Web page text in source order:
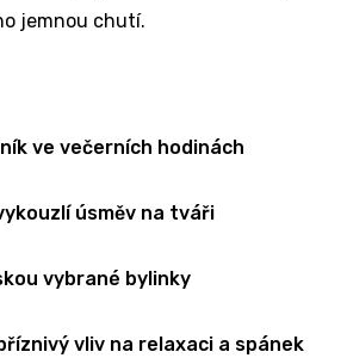
jemnou chutí.
ve večerních hodinách
úsměv na tváři
vybrané bylinky
vliv na relaxaci a spánek